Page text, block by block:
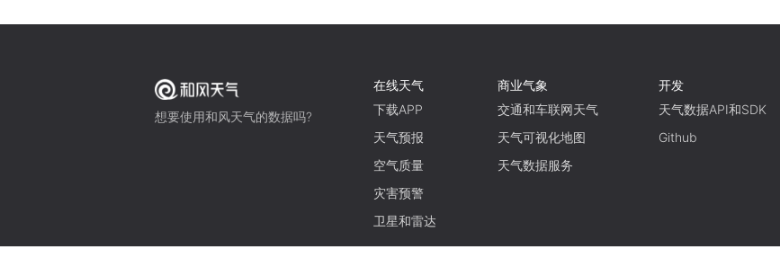
想要使用和风天气的数据吗?
在线天气
下载APP
天气预报
空气质量
灾害预警
卫星和雷达
商业气象
交通和车联网天气
天气可视化地图
天气数据服务
开发
天气数据API和SDK
Github